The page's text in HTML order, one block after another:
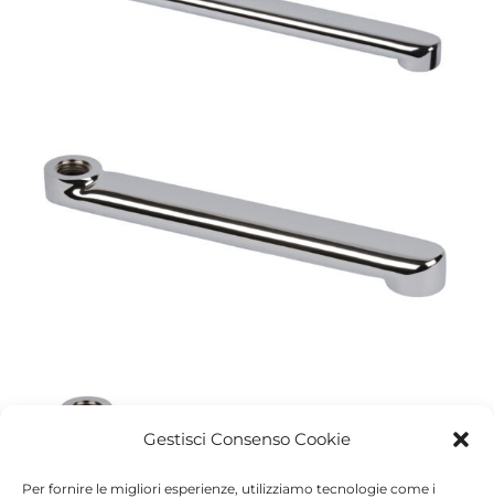
Gestisci Consenso Cookie
Per fornire le migliori esperienze, utilizziamo tecnologie come i